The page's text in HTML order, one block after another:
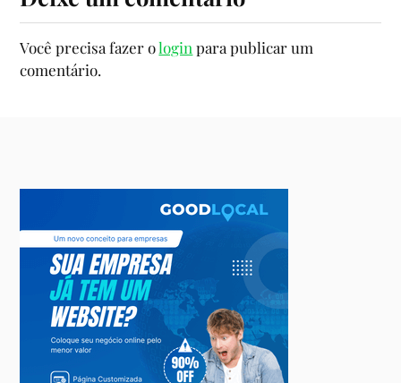
Você precisa fazer ologin para publicar um
comentário.